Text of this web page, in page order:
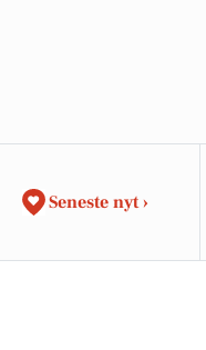
Seneste nyt ›